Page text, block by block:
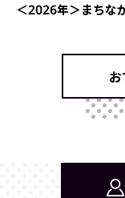
＜2026年＞まちな